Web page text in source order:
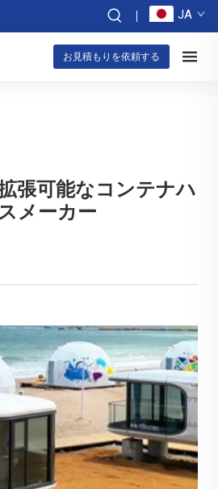
JA
お見積もりを依頼する
張可能なコンテナハ
メーカー